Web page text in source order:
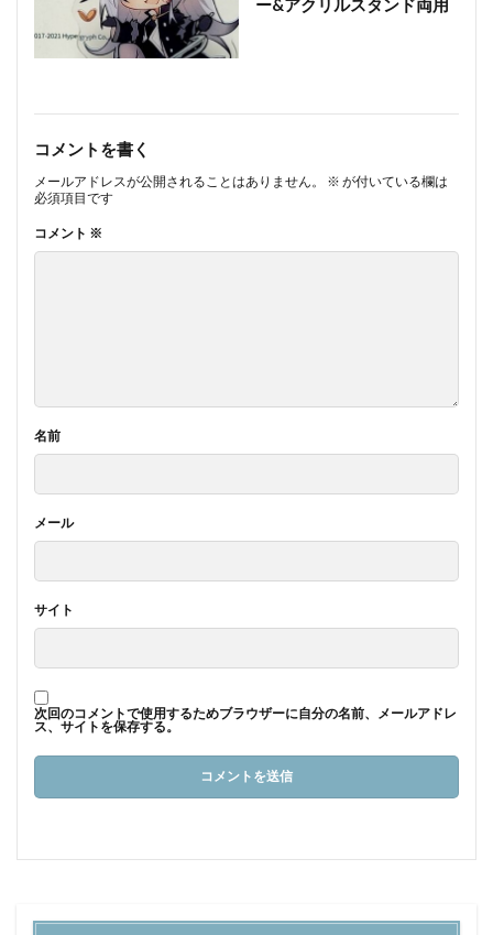
ー&アクリルスタンド両用
コメントを書く
メールアドレスが公開されることはありません。 ※ が付いている欄は
必須項目です
コメント ※
名前
メール
サイト
次回のコメントで使用するためブラウザーに自分の名前、メールアドレ
ス、サイトを保存する。